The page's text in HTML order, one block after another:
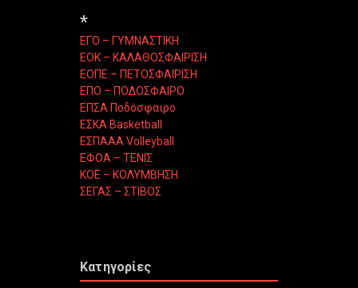
*
ΕΓΟ – ΓΥΜΝΑΣΤΙΚΗ
ΕΟΚ – ΚΑΛΑΘΟΣΦΑΙΡΙΣΗ
ΕΟΠΕ – ΠΕΤΟΣΦΑΙΡΙΣΗ
ΕΠΟ – ΠΟΔΟΣΦΑΙΡΟ
ΕΠΣΑ Ποδόσφαιρο
ΕΣΚΑ Basketball
ΕΣΠΑΑΑ Volleyball
ΕΦΟΑ – ΤΕΝΙΣ
ΚΟΕ – ΚΟΛΥΜΒΗΣΗ
ΣΕΓΑΣ – ΣΤΙΒΟΣ
Κατηγορίες